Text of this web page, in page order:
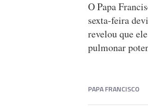
O Papa
sexta-feira
revelou que
pulmonar
PAPA FRANCISCO